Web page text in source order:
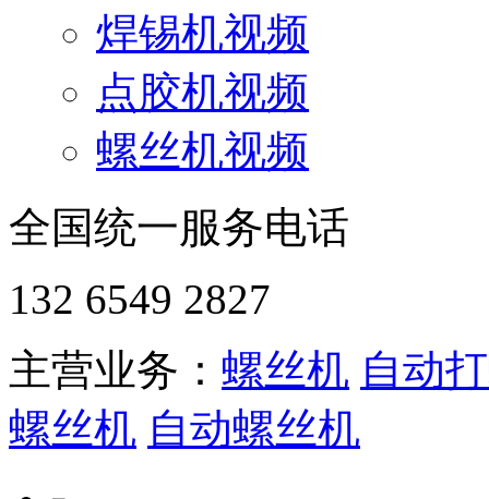
焊锡机视频
点胶机视频
螺丝机视频
全国统一服务电话
132 6549 2827
主营业务： 螺丝机 自动
螺丝机 自动螺丝机